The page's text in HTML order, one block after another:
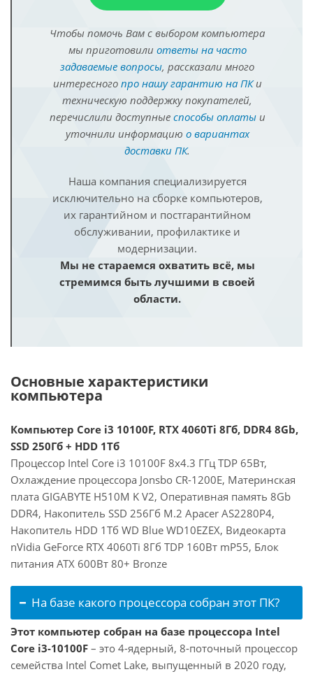
Чтобы помочь Вам с выбором компьютера
мы приготовили ответы на часто
задаваемые вопросы, рассказали много
интересного про нашу гарантию на ПКи
техническую поддержку покупателей,
перечислили доступные способы оплатыи
уточнили информацию о вариантах
доставки ПК.
Наша компания специализируется
исключительно на сборке компьютеров,
их гарантийном и постгарантийном
обслуживании, профилактике и
модернизации.
Мы не стараемся охватить всё, мы
стремимся быть лучшими в своей
области.
Основные характеристики
компьютера
Компьютер Core i3 10100F, RTX 4060Ti 8Гб, DDR4 8Gb,
SSD 250Гб + HDD 1Тб
Процессор Intel Core i3 10100F 8x4.3 ГГц TDP 65Вт,
Охлаждение процессора Jonsbo CR-1200E, Материнская
плата GIGABYTE H510M K V2, Оперативная память 8Gb
DDR4, Накопитель SSD 256Гб M.2 Apacer AS2280P4,
Накопитель HDD 1Тб WD Blue WD10EZEX, Видеокарта
nVidia GeForce RTX 4060Ti 8Гб TDP 160Вт mP55, Блок
питания ATX 600Вт 80+ Bronze
На базе какого процессора собран этот ПК?
Этот компьютер собран на базе процессора Intel
Core i3-10100F – это 4-ядерный, 8-поточный процессор
семейства Intel Comet Lake, выпущенный в 2020 году,